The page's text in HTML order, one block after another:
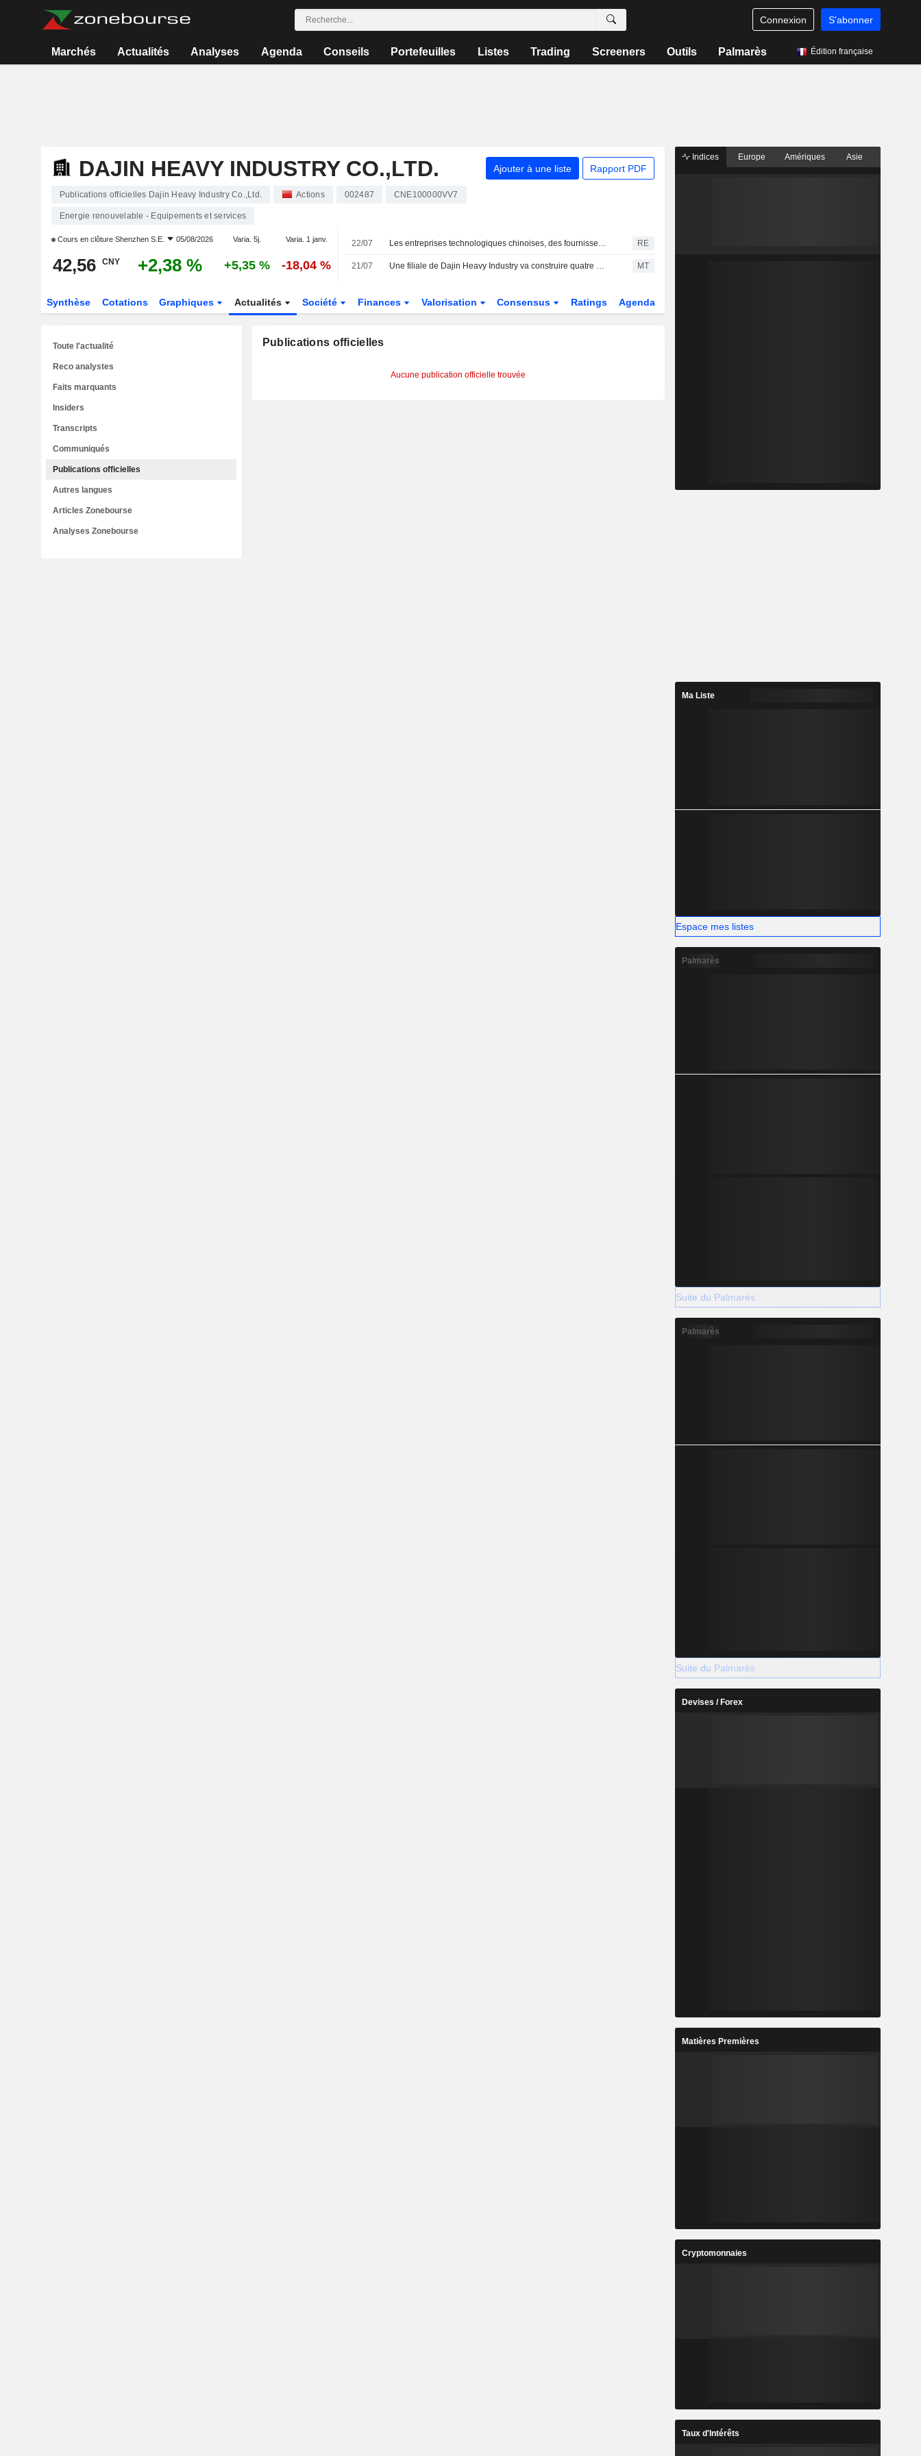
Connexion S'abonner
Marchés Actualités Analyses Agenda Conseils Portefeuilles Listes Trading Screeners Outils Palmarès Édition française
DAJIN HEAVY INDUSTRY CO.,LTD. Ajouter à une liste Rapport PDF
Publications officielles Dajin Heavy Industry Co.,Ltd. Actions 002487 CNE100000VV7
Energie renouvelable - Equipements et services
Cours en clôture Shenzhen S.E. 05/08/2026 Varia. 5j. Varia. 1 janv.
42,56 CNY +2,38 % +5,35 % -18,04 %
22/07 Les entreprises technologiques chinoises, des fournisseurs d'Apple aux rivaux d'OpenAI, lèvent 27,13 milliards de dollars à Hong Kong RE
21/07 Une filiale de Dajin Heavy Industry va construire quatre navires pour un armateur grec MT
Synthèse Cotations Graphiques Actualités Société Finances Valorisation Consensus Ratings Agenda
Publications officielles
Aucune publication officielle trouvée
Toute l'actualité
Reco analystes
Faits marquants
Insiders
Transcripts
Communiqués
Publications officielles
Autres langues
Articles Zonebourse
Analyses Zonebourse
Indices Europe Amériques Asie
Ma Liste
Espace mes listes
Palmarès
Suite du Palmarès
Palmarès
Suite du Palmarès
Devises / Forex
Matières Premières
Cryptomonnaies
Taux d'Intérêts